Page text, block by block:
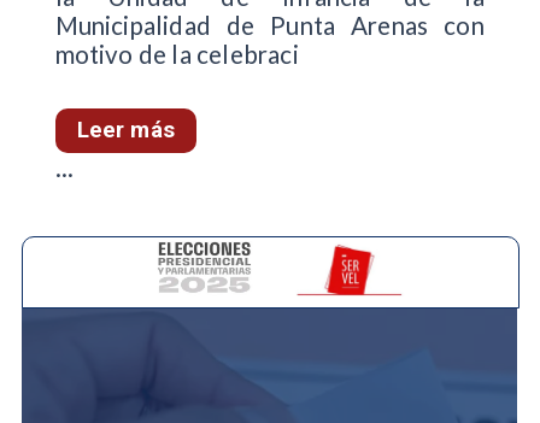
Municipalidad de Punta Arenas con
motivo de la celebraci
Leer más
...